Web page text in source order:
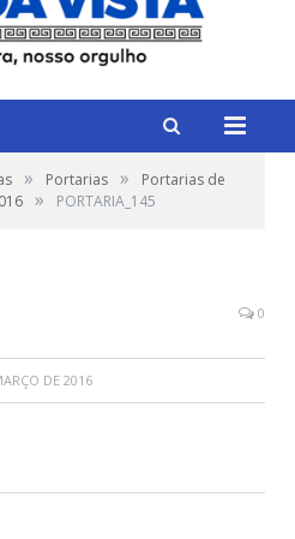
» Portarias »
Portarias de
» PORTARIA_145
0
DE 2016